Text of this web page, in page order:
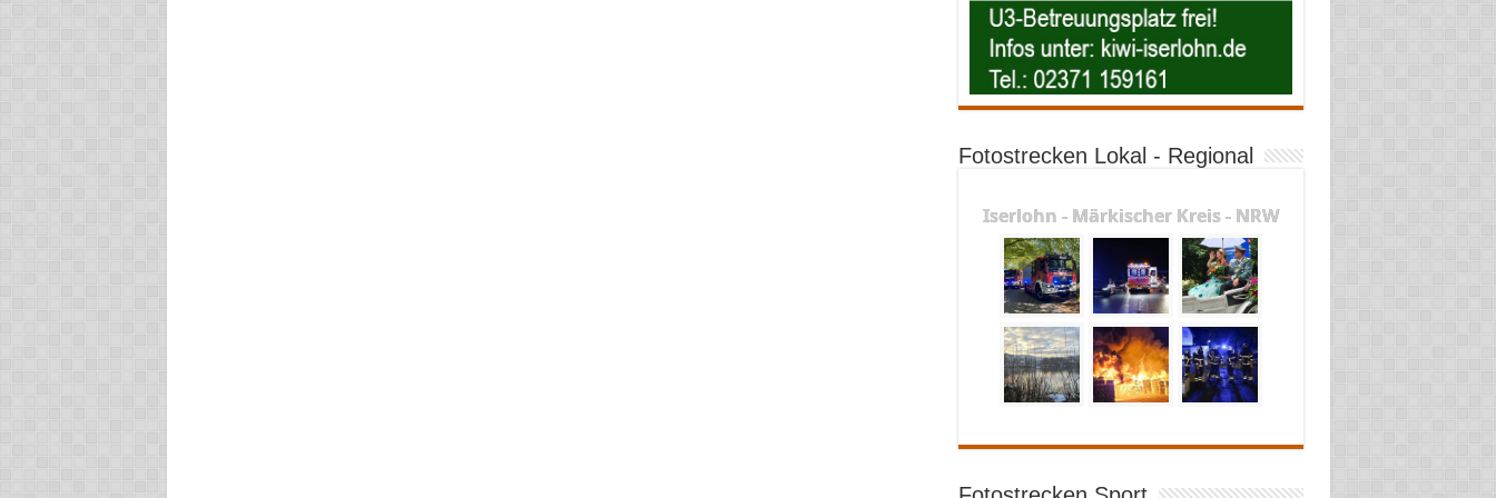
Fotostrecken Lokal - Regional
Iserlohn - Märkischer Kreis - NRW